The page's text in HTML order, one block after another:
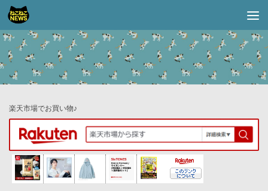
コンテンツへスキップ
楽天市場でお買い物♪